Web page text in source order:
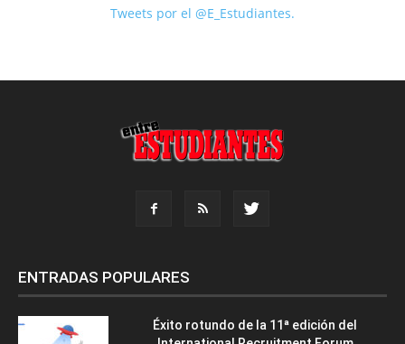
Tweets por el @E_Estudiantes.
ENTRADAS POPULARES
Éxito rotundo de la 11ª edición del